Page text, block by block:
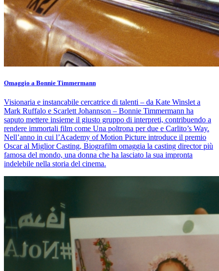
Omaggio a Bonnie Timmermann
Visionaria e instancabile cercatrice di talenti – da Kate Winslet a
Mark Ruffalo e Scarlett Johannson – Bonnie Timmermann ha
saputo mettere insieme il giusto gruppo di interpreti, contribuendo a
rendere immortali film come Una poltrona per due e Carlito’s Way.
Nell’anno in cui l’Academy of Motion Picture introduce il premio
Oscar al Miglior Casting, Biografilm omaggia la casting director più
famosa del mondo, una donna che ha lasciato la sua impronta
indelebile nella storia del cinema.